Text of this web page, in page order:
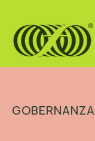
GOBERNANZA